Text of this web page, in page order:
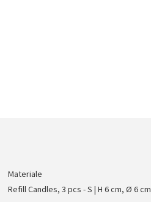
Materiale
Refill Candles, 3 pcs - S | H 6 cm, Ø 6 cm